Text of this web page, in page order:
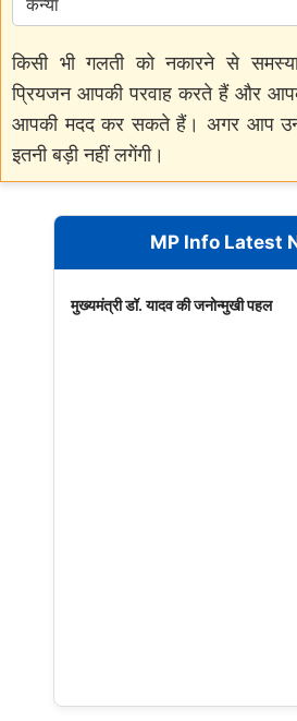
किसी भी गलती को नकारने से
प्रियजन आपकी परवाह करते हैं और
आपकी मदद कर सकते हैं। अगर आप
इतनी बड़ी नहीं लगेंगी।
MP Info Latest
मुख्यमंत्री डॉ. यादव की जनोन्मुखी पहल